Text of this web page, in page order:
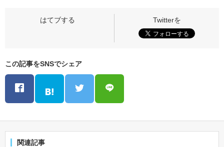
この記事をSNSでシェア
関連記事